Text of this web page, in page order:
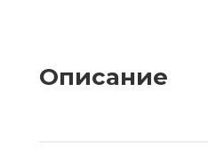
Описание